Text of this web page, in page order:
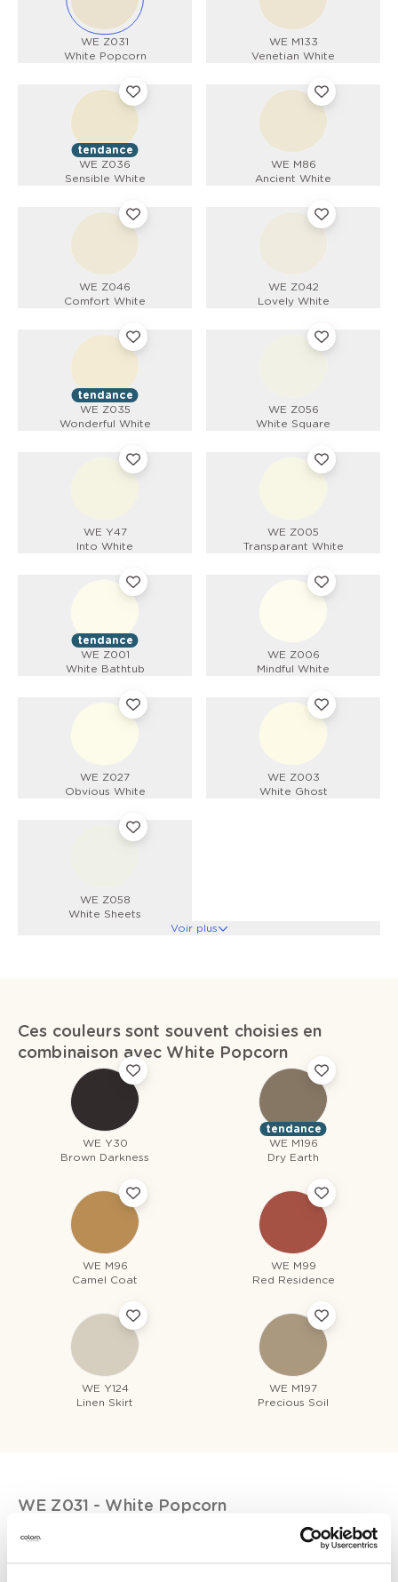
WE Z031
White Popcorn
WE M133
Venetian White
tendance
WE Z036
Sensible White
WE M86
Ancient White
WE Z046
Comfort White
WE Z042
Lovely White
tendance
WE Z035
Wonderful White
WE Z056
White Square
WE Y47
Into White
WE Z005
Transparant White
tendance
WE Z001
White Bathtub
WE Z006
Mindful White
WE Z027
Obvious White
WE Z003
White Ghost
WE Z058
White Sheets
Voir plus
Ces couleurs sont souvent choisies en
combinaison avec White Popcorn
WE Y30
Brown Darkness
tendance
WE M196
Dry Earth
WE M96
Camel Coat
WE M99
Red Residence
WE Y124
Linen Skirt
WE M197
Precious Soil
WE Z031 - White Popcorn